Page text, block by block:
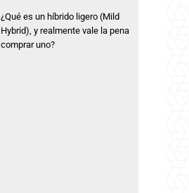
¿Qué es un híbrido ligero (Mild
Hybrid), y realmente vale la pena
comprar uno?